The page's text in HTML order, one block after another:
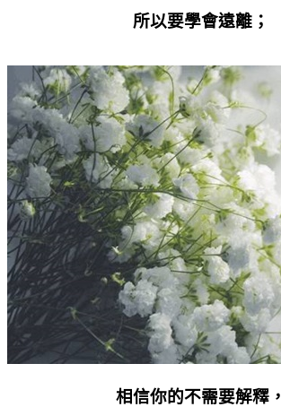
所以要學會遠離；
相信你的不需要解釋，